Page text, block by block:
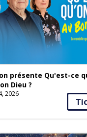
présente Qu'est-ce
Dieu ?
2026